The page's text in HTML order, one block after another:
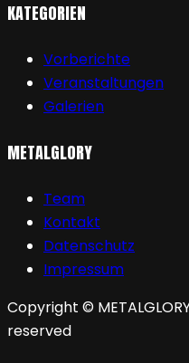
KATEGORIEN
Vorberichte
Veranstaltungen
Galerien
METALGLORY
Team
Kontakt
Datenschutz
Impressum
Copyright ©
reserved